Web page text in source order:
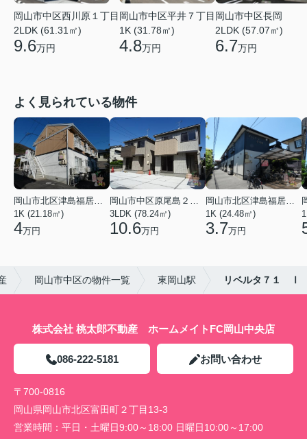
岡山市中区西川原１丁目
2LDK (61.31㎡)
9.6万円
岡山市中区平井７丁目
1K (31.78㎡)
4.8万円
岡山市中区長岡
2LDK (57.07㎡)
6.7万円
よく見られている物件
岡山市北区津島福居１丁目
1K (21.18㎡)
4万円
岡山市中区原尾島２丁目
3LDK (78.24㎡)
10.6万円
岡山市北区津島福居１丁目
1K (24.48㎡)
3.7万円
岡山市中区の物件一覧 東岡山駅 リベルタ７１ Ⅰ
株式会社 桃太郎不動産 ホームメイトFC岡山中央店
086-222-5181 お問い合わせ
〒700-0816
岡山県岡山市北区富田町２丁目13-3
営業時間： 平日・土曜日9:00～18:00 日曜日10:00～17:00